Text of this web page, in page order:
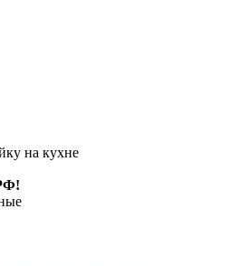
на кухне